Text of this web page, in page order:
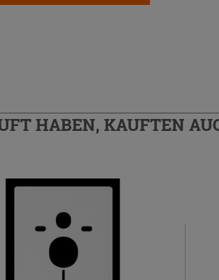
HABEN, KAUFTEN